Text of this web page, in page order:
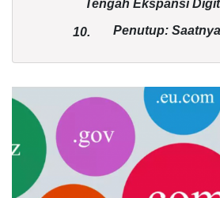
Tengah Ekspansi
10. Penutup: